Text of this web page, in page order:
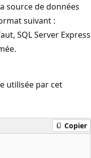
source de données
suivant :
SQL Server Express
utilisée par cet
Copier